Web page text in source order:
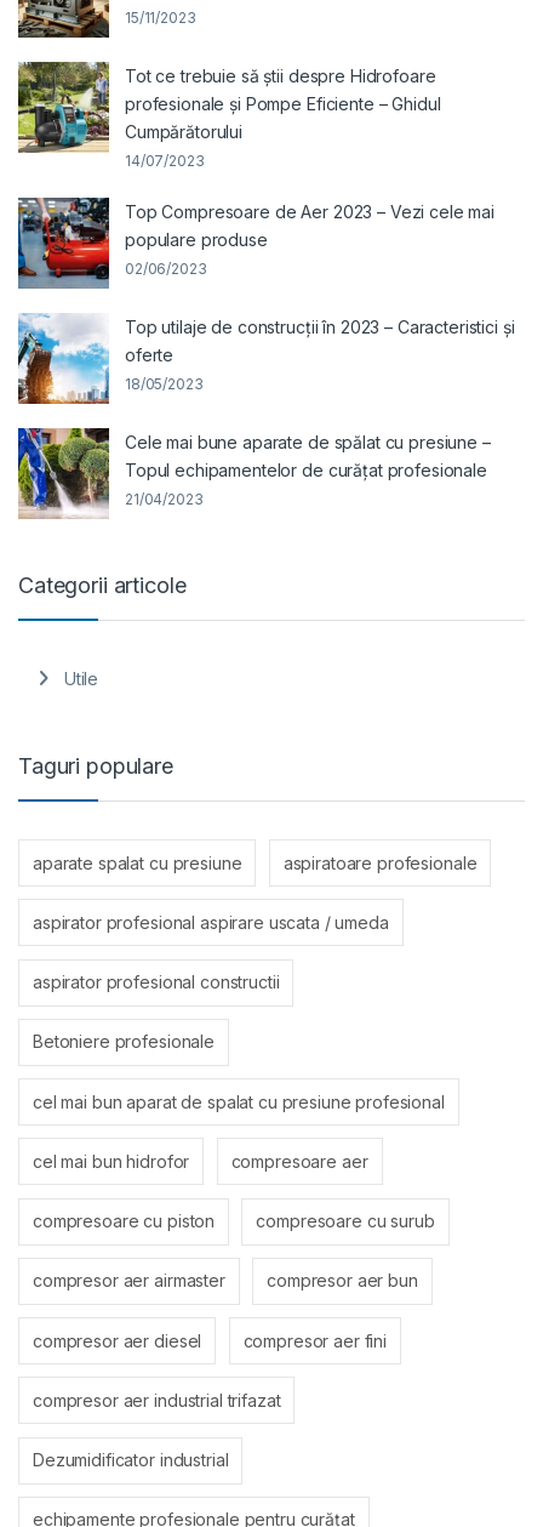
15/11/2023
Tot ce trebuie să știi despre Hidrofoare
profesionale și Pompe Eficiente – Ghidul
Cumpărătorului
14/07/2023
Top Compresoare de Aer 2023 – Vezi cele mai
populare produse
02/06/2023
Top utilaje de construcții în 2023 – Caracteristici și
oferte
18/05/2023
Cele mai bune aparate de spălat cu presiune –
Topul echipamentelor de curățat profesionale
21/04/2023
Categorii articole
Utile
Taguri populare
aparate spalat cu presiune aspiratoare profesionale
aspirator profesional aspirare uscata / umeda
aspirator profesional constructii
Betoniere profesionale
cel mai bun aparat de spalat cu presiune profesional
cel mai bun hidrofor compresoare aer
compresoare cu piston compresoare cu surub
compresor aer airmaster compresor aer bun
compresor aer diesel compresor aer fini
compresor aer industrial trifazat
Dezumidificator industrial
echipamente profesionale pentru curățat